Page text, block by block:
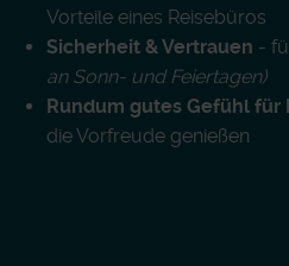
Vorteile eines Reisebüros
Sicherheit & Vertrauen -
an Sonn- und Feiertagen)
Rundum gutes Gefühl für
die Vorfreude genießen